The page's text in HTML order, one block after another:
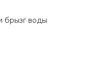
брызг воды